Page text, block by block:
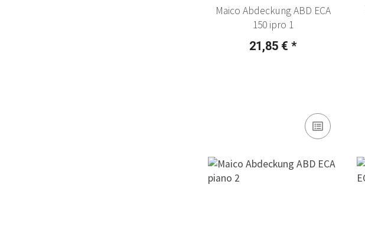
Maico Abdeckung ABD ECA
150 ipro 1
21,85 € *